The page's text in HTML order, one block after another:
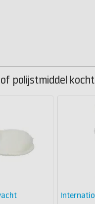
polijstmiddel